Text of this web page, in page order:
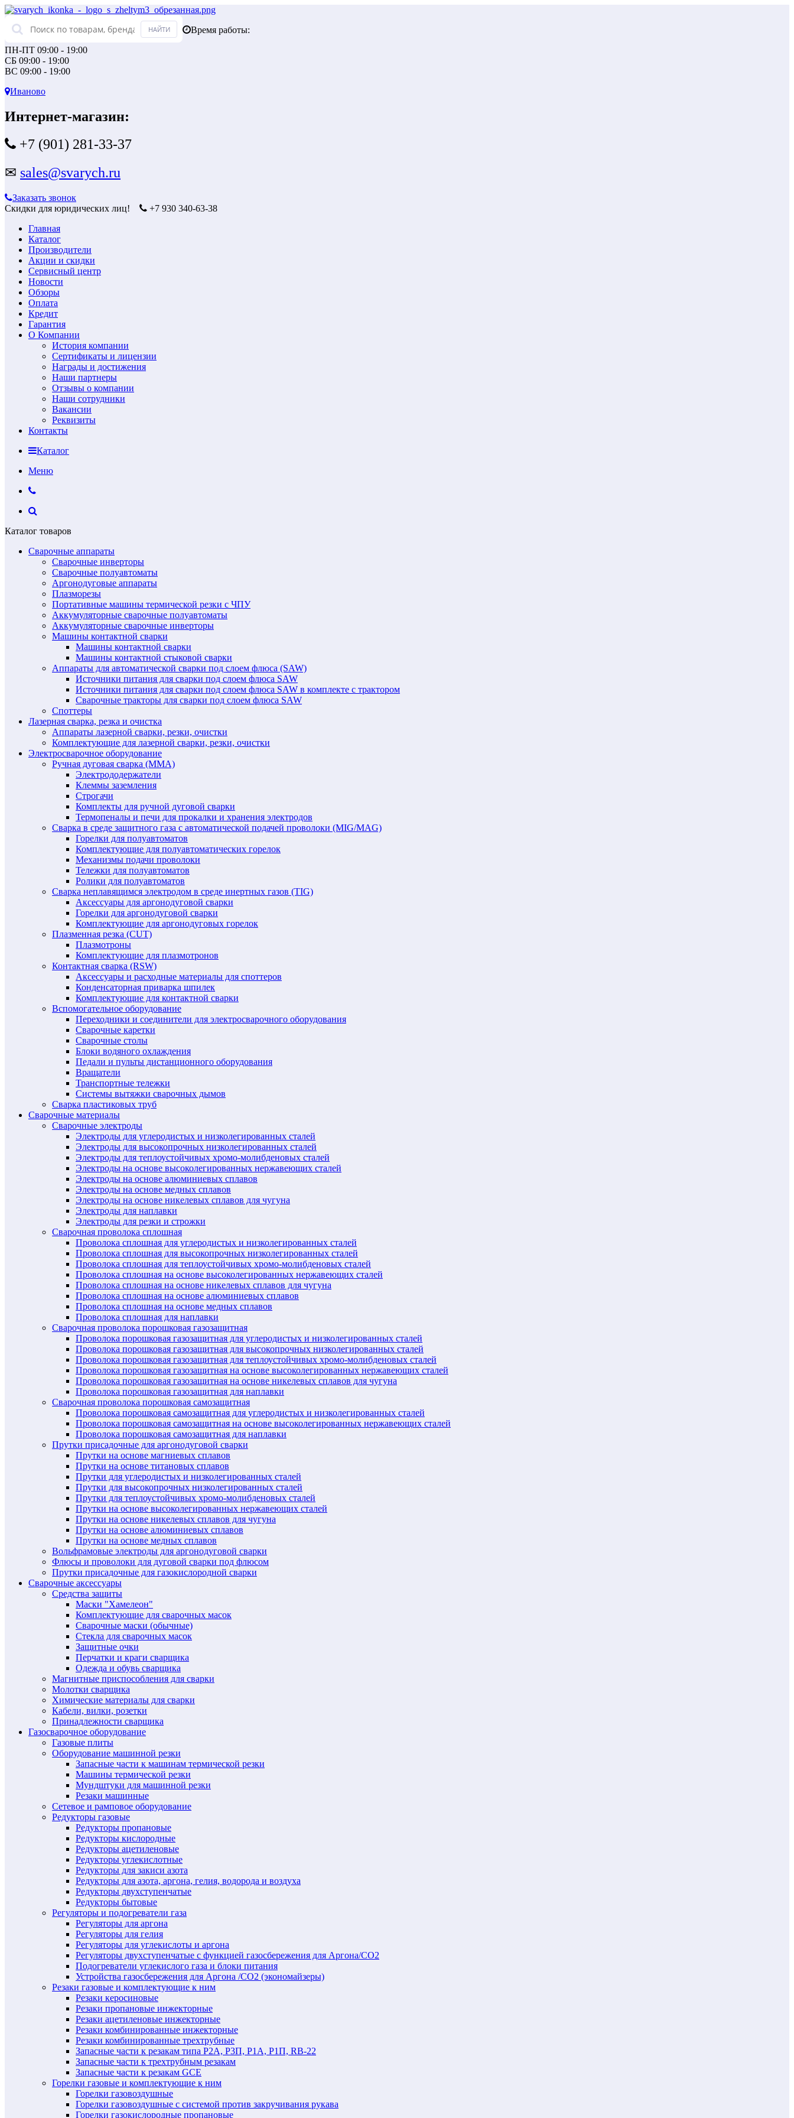
Время работы:
ПН-ПТ 09:00 - 19:00
СБ 09:00 - 19:00
ВС 09:00 - 19:00
Иваново
Интернет-магазин:
+7 (901) 281-33-37
✉ sales@svarych.ru
Заказать звонок
Скидки для юридических лиц!
+7 930 340-63-38
Главная
Каталог
Производители
Акции и скидки
Сервисный центр
Новости
Обзоры
Оплата
Кредит
Гарантия
О Компании
История компании
Сертификаты и лицензии
Награды и достижения
Наши партнеры
Отзывы о компании
Наши сотрудники
Вакансии
Реквизиты
Контакты
Каталог
Меню
Каталог товаров
Сварочные аппараты
Сварочные инверторы
Сварочные полуавтоматы
Аргонодуговые аппараты
Плазморезы
Портативные машины термической резки с ЧПУ
Аккумуляторные сварочные полуавтоматы
Аккумуляторные сварочные инверторы
Машины контактной сварки
Машины контактной сварки
Машины контактной стыковой сварки
Аппараты для автоматической сварки под слоем флюса (SAW)
Источники питания для сварки под слоем флюса SAW
Источники питания для сварки под слоем флюса SAW в комплекте с трактором
Сварочные тракторы для сварки под слоем флюса SAW
Споттеры
Лазерная сварка, резка и очистка
Аппараты лазерной сварки, резки, очистки
Комплектующие для лазерной сварки, резки, очистки
Электросварочное оборудование
Ручная дуговая сварка (MMA)
Электрододержатели
Клеммы заземления
Строгачи
Комплекты для ручной дуговой сварки
Термопеналы и печи для прокалки и хранения электродов
Сварка в среде защитного газа с автоматической подачей проволоки (MIG/MAG)
Горелки для полуавтоматов
Комплектующие для полуавтоматических горелок
Механизмы подачи проволоки
Тележки для полуавтоматов
Ролики для полуавтоматов
Сварка неплавящимся электродом в среде инертных газов (TIG)
Аксессуары для аргонодуговой сварки
Горелки для аргонодуговой сварки
Комплектующие для аргонодуговых горелок
Плазменная резка (CUT)
Плазмотроны
Комплектующие для плазмотронов
Контактная сварка (RSW)
Аксессуары и расходные материалы для споттеров
Конденсаторная приварка шпилек
Комплектующие для контактной сварки
Вспомогательное оборудование
Переходники и соединители для электросварочного оборудования
Сварочные каретки
Сварочные столы
Блоки водяного охлаждения
Педали и пульты дистанционного оборудования
Вращатели
Транспортные тележки
Системы вытяжки сварочных дымов
Сварка пластиковых труб
Сварочные материалы
Сварочные электроды
Электроды для углеродистых и низколегированных сталей
Электроды для высокопрочных низколегированных сталей
Электроды для теплоустойчивых хромо-молибденовых сталей
Электроды на основе высоколегированных нержавеющих сталей
Электроды на основе алюминиевых сплавов
Электроды на основе медных сплавов
Электроды на основе никелевых сплавов для чугуна
Электроды для наплавки
Электроды для резки и строжки
Сварочная проволока сплошная
Проволока сплошная для углеродистых и низколегированных сталей
Проволока сплошная для высокопрочных низколегированных сталей
Проволока сплошная для теплоустойчивых хромо-молибденовых сталей
Проволока сплошная на основе высоколегированных нержавеющих сталей
Проволока сплошная на основе никелевых сплавов для чугуна
Проволока сплошная на основе алюминиевых сплавов
Проволока сплошная на основе медных сплавов
Проволока сплошная для наплавки
Сварочная проволока порошковая газозащитная
Проволока порошковая газозащитная для углеродистых и низколегированных сталей
Проволока порошковая газозащитная для высокопрочных низколегированных сталей
Проволока порошковая газозащитная для теплоустойчивых хромо-молибденовых сталей
Проволока порошковая газозащитная на основе высоколегированных нержавеющих сталей
Проволока порошковая газозащитная на основе никелевых сплавов для чугуна
Проволока порошковая газозащитная для наплавки
Сварочная проволока порошковая самозащитная
Проволока порошковая самозащитная для углеродистых и низколегированных сталей
Проволока порошковая самозащитная на основе высоколегированных нержавеющих сталей
Проволока порошковая самозащитная для наплавки
Прутки присадочные для аргонодуговой сварки
Прутки на основе магниевых сплавов
Прутки на основе титановых сплавов
Прутки для углеродистых и низколегированных сталей
Прутки для высокопрочных низколегированных сталей
Прутки для теплоустойчивых хромо-молибденовых сталей
Прутки на основе высоколегированных нержавеющих сталей
Прутки на основе никелевых сплавов для чугуна
Прутки на основе алюминиевых сплавов
Прутки на основе медных сплавов
Вольфрамовые электроды для аргонодуговой сварки
Флюсы и проволоки для дуговой сварки под флюсом
Прутки присадочные для газокислородной сварки
Сварочные аксессуары
Средства защиты
Маски "Хамелеон"
Комплектующие для сварочных масок
Сварочные маски (обычные)
Стекла для сварочных масок
Защитные очки
Перчатки и краги сварщика
Одежда и обувь сварщика
Магнитные приспособления для сварки
Молотки сварщика
Химические материалы для сварки
Кабели, вилки, розетки
Принадлежности сварщика
Газосварочное оборудование
Газовые плиты
Оборудование машинной резки
Запасные части к машинам термической резки
Машины термической резки
Мундштуки для машинной резки
Резаки машинные
Сетевое и рамповое оборудование
Редукторы газовые
Редукторы пропановые
Редукторы кислородные
Редукторы ацетиленовые
Редукторы углекислотные
Редукторы для закиси азота
Редукторы для азота, аргона, гелия, водорода и воздуха
Редукторы двухступенчатые
Редукторы бытовые
Регуляторы и подогреватели газа
Регуляторы для аргона
Регуляторы для гелия
Регуляторы для углекислоты и аргона
Регуляторы двухступенчатые c функцией газосбережения для Аргона/СО2
Подогреватели углекислого газа и блоки питания
Устройства газосбережения для Аргона /СО2 (экономайзеры)
Резаки газовые и комплектующие к ним
Резаки керосиновые
Резаки пропановые инжекторные
Резаки ацетиленовые инжекторные
Резаки комбинированные инжекторные
Резаки комбинированные трехтрубные
Запасные части к резакам типа Р2А, Р3П, Р1А, Р1П, RB-22
Запасные части к трехтрубным резакам
Запасные части к резакам GCE
Горелки газовые и комплектующие к ним
Горелки газовоздушные
Горелки газовоздушные с системой против закручивания рукава
Горелки газокислородные пропановые